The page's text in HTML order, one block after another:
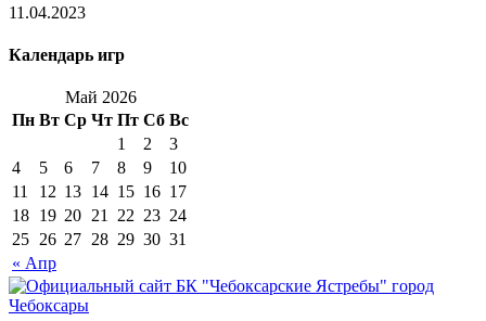
11.04.2023
Календарь игр
Май 2026
Пн Вт Ср Чт Пт Сб Вс
« Апр
1 2
3
4
5 6 7 8 9
10
11
12 13 14 15 16 17
18 19 20 21 22 23 24
25 26 27 28 29 30 31